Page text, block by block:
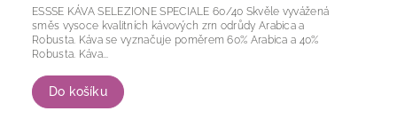
Do košíku
ESSSE KÁVA SELEZIONE SPECIALE 60/40 Skvěle vyvážená
směs vysoce kvalitních kávových zrn odrůdy Arabica a
Robusta. Káva se vyznačuje poměrem 60% Arabica a 40%
Robusta. Káva...